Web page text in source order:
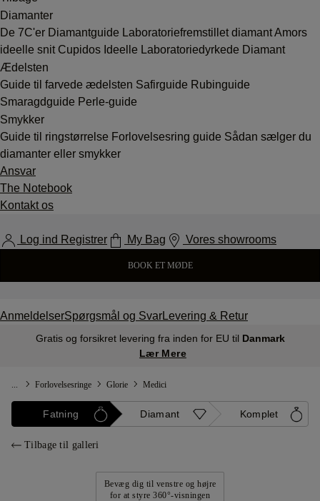
Diamanter
De 7C'er Diamantguide Laboratoriefremstillet diamantAmors
ideelle snit Cupidos Ideelle Laboratoriedyrkede Diamant
Ædelsten
Guide til farvede ædelsten Safirguide Rubinguide
Smaragdguide Perle-guide
Smykker
Guide til ringstørrelse Forlovelsesring guide Sådan sælger du
diamanter eller smykker
Ansvar
The Notebook
Kontakt os
Log ind Registrer My Bag Vores showrooms
BOOK ET MØDE
AnmeldelserSpørgsmål og SvarLevering & Retur
Gratis og forsikret levering fra inden for EU til Danmark
Lær Mere
Forlovelsesringe Glorie Medici
Fatning Diamant Komplet
Tilbage til galleri
Bevæg dig til venstre og højre
for at styre 360°-visningen